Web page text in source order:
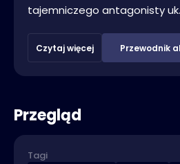
tajemniczego antagonisty
Czytaj więcej Przewodnik
Przegląd
Tagi